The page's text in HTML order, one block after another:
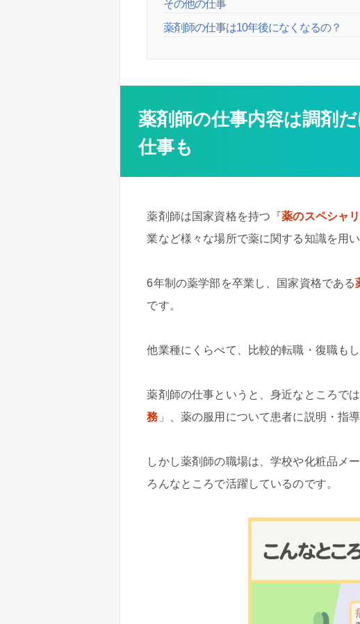
その他の仕事
薬剤師の仕事は10年後になくなるの？
薬剤師の仕事内容は調剤
仕事も
薬剤師は国家資格を持つ『薬のスペシャ
業など様々な場所で薬に関する知識を用
6年制の薬学部を卒業し、国家資格である
です。
他業種にくらべて、比較的転職・復職も
薬剤師の仕事というと、身近なところで
務 」、薬の服用について患者に説明・指導
しかし薬剤師の職場は、学校や化粧品メ
ろんなところで活躍しているのです。